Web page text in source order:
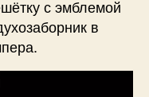
с эмблемой
в